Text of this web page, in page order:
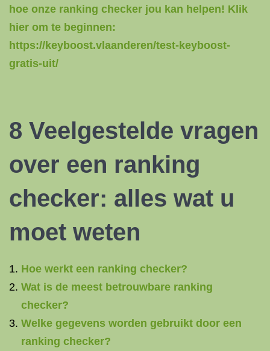
hoe onze ranking checker jou kan helpen! Klik
hier om te beginnen:
https://keyboost.vlaanderen/test-keyboost-
gratis-uit/
8 Veelgestelde vragen
over een ranking
checker: alles wat u
moet weten
Hoe werkt een ranking checker?
Wat is de meest betrouwbare ranking
checker?
Welke gegevens worden gebruikt door een
ranking checker?